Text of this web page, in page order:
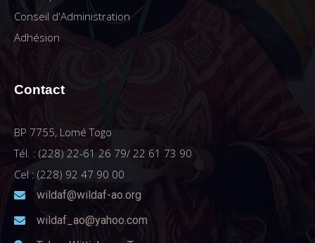
Conseil d'Administration
Adhésion
Contact
BP 7755, Lomé Togo
Tél. : (228) 22-61 26 79/ 22 61 73 90
Cel : (228) 92 47 90 00
wildaf@wildaf-ao.org
wildaf_ao@yahoo.com